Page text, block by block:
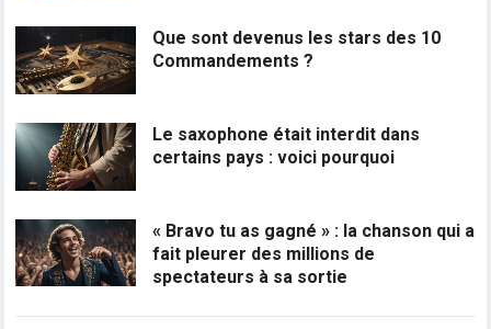
Que sont devenus les stars des 10
Commandements ?
Le saxophone était interdit dans
certains pays : voici pourquoi
« Bravo tu as gagné » : la chanson qui a
fait pleurer des millions de
spectateurs à sa sortie